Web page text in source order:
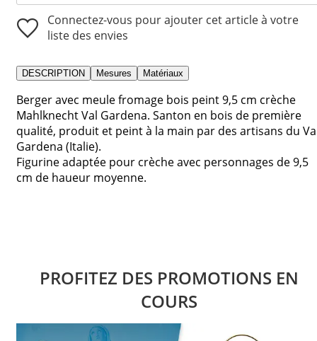
Connectez-vous pour ajouter cet article à votre
liste des envies
DESCRIPTION Mesures Matériaux
Berger avec meule fromage bois peint 9,5 cm crèche
Mahlknecht Val Gardena. Santon en bois de première
qualité, produit et peint à la main par des artisans du
Gardena (Italie).
Figurine adaptée pour crèche avec personnages de 9,5
cm de haueur moyenne.
PROFITEZ DES PROMOTIONS EN
COURS